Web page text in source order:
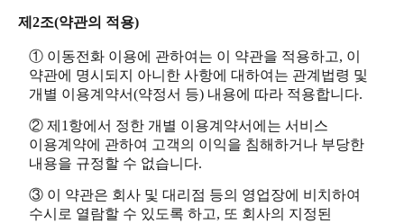
제2조(약관의 적용)
① 이동전화 이용에 관하여는 이 약관을 적용하고, 이
약관에 명시되지 아니한 사항에 대하여는 관계법령 및
개별 이용계약서(약정서 등) 내용에 따라 적용합니다.
② 제1항에서 정한 개별 이용계약서에는 서비스
이용계약에 관하여 고객의 이익을 침해하거나 부당한
내용을 규정할 수 없습니다.
③ 이 약관은 회사 및 대리점 등의 영업장에 비치하여
수시로 열람할 수 있도록 하고, 또 회사의 지정된